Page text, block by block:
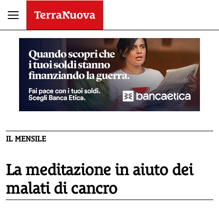
IL MENSILE
La meditazione in aiuto dei
malati di cancro